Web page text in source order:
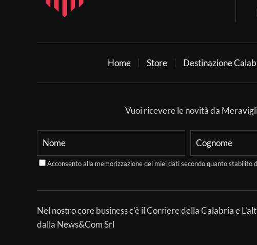
Home Store Destinazione
Vuoi ricevere le novità da
Acconsento alla memorizzazione dei miei dati secondo quanto
Nel nostro core business c’è il Corriere della Calabria e
dalla News&Com Srl